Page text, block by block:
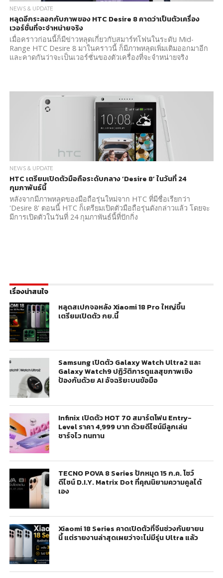
NEWS & UPDATE
หลุดอีกระลอกกับภาพของ HTC Desire 8 คาดว่าเป็นตัวเครื่อง
เวอร์ชั่นที่จะจำหน่ายจริง
เมื่อคราวก่อนนี้ก็มีข่าวหลุดเกี่ยวกับสมาร์ทโฟนในระดับ Mid-
Range HTC Desire 8 มาในคราวนี้ ก็มีภาพหลุดเพิ่มเติมออกมาอีก
และคาดกันว่าจะเป็นเวอร์ชั่นของตัวเครื่องที่จะจำหน่ายจริง
NEWS & UPDATE
HTC เตรียมเปิดตัวมือถือระดับกลาง ‘Desire 8’ ในวันที่ 24
กุมภาพันธ์นี้
หลังจากมีภาพหลุดของมือถือรุ่นใหม่จาก HTC ที่มีชื่อเรียกว่า
'Desire 8' ตอนนี้ HTC ก็เตรียมเปิดตัวมือถือรุ่นดังกล่าวแล้ว โดยจะ
มีการเปิดตัวในวันที่ 24 กุมภาพันธ์นี้ที่ปักกิ่ง
เรื่องน่าสนใจ
หลุดสเปกจอหลัง Xiaomi 18 Pro ใหญ่ขึ้น
เตรียมเปิดตัว กย.นี้
Samsung เปิดตัว Galaxy Watch Ultra2 และ
Galaxy Watch9 ปฏิวัติการดูแลสุขภาพเชิง
ป้องกันด้วย AI อัจฉริยะบนข้อมือ
Infinix เปิดตัว HOT 70 สมาร์ตโฟน Entry-
Level ราคา 4,999 บาท ด้วยดีไซน์มีลูกเล่น
ชาร์จไว ทนทาน
TECNO POVA 8 Series ปักหมุด 15 ก.ค. โชว์
ดีไซน์ D.I.Y. Matrix Dot ที่คุณนิยามความคูลได้
เอง
Xiaomi 18 Series คาดเปิดตัวที่จีนช่วงกันยายน
นี้ แต่รายงานล่าสุดเผยว่าจะไม่มีรุ่น Ultra แล้ว